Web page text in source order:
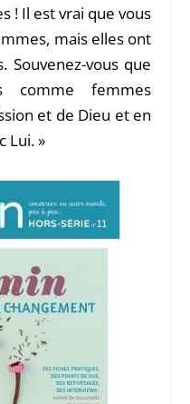
! Il est vrai que vous
mais elles ont
Souvenez-vous que
comme femmes
et de Dieu et en
Lui. »